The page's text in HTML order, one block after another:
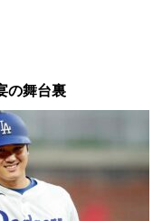
の舞台裏